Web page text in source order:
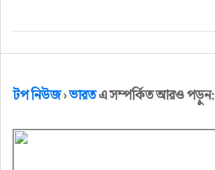
টপ নিউজ›ভারতএ সম্পর্কিত আরও পড়ুন: